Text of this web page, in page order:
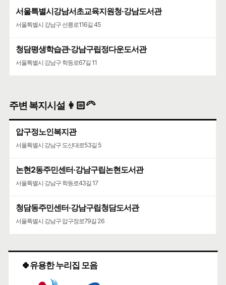
서울특별시강남서초교육지원청·강남도서관
서울특별시 강남구 선릉로116길 45
청담평생학습관·강남구립정다운도서관
서울특별시 강남구 학동로67길 11
주변 복지시설 👩🏻‍🦳
압구정노인복지관
서울특별시 강남구 도산대로53길 5
논현2동주민센터·강남구립논현도서관
서울특별시 강남구 학동로43길 17
청담동주민센터·강남구립청담도서관
서울특별시 강남구 압구정로79길 26
🍀유용한 누리집 모음